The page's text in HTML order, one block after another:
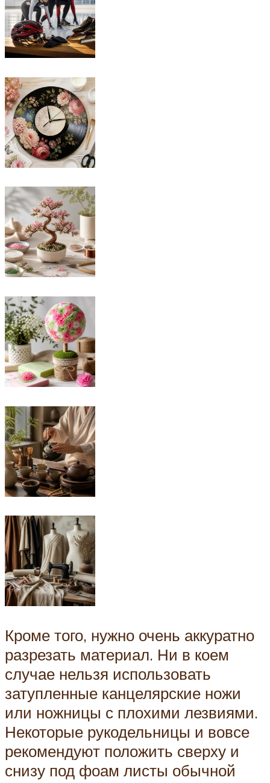
Кроме того, нужно очень аккуратно
разрезать материал. Ни в коем
случае нельзя использовать
затупленные канцелярские ножи
или ножницы с плохими лезвиями.
Некоторые рукодельницы и вовсе
рекомендуют положить сверху и
снизу под фоам листы обычной